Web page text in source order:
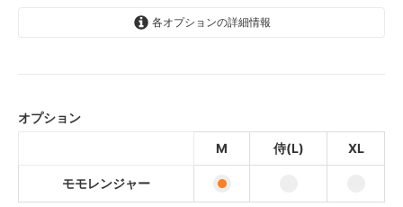
各オプションの詳細情報
オプション
M
侍(L) XL
モモレンジャー